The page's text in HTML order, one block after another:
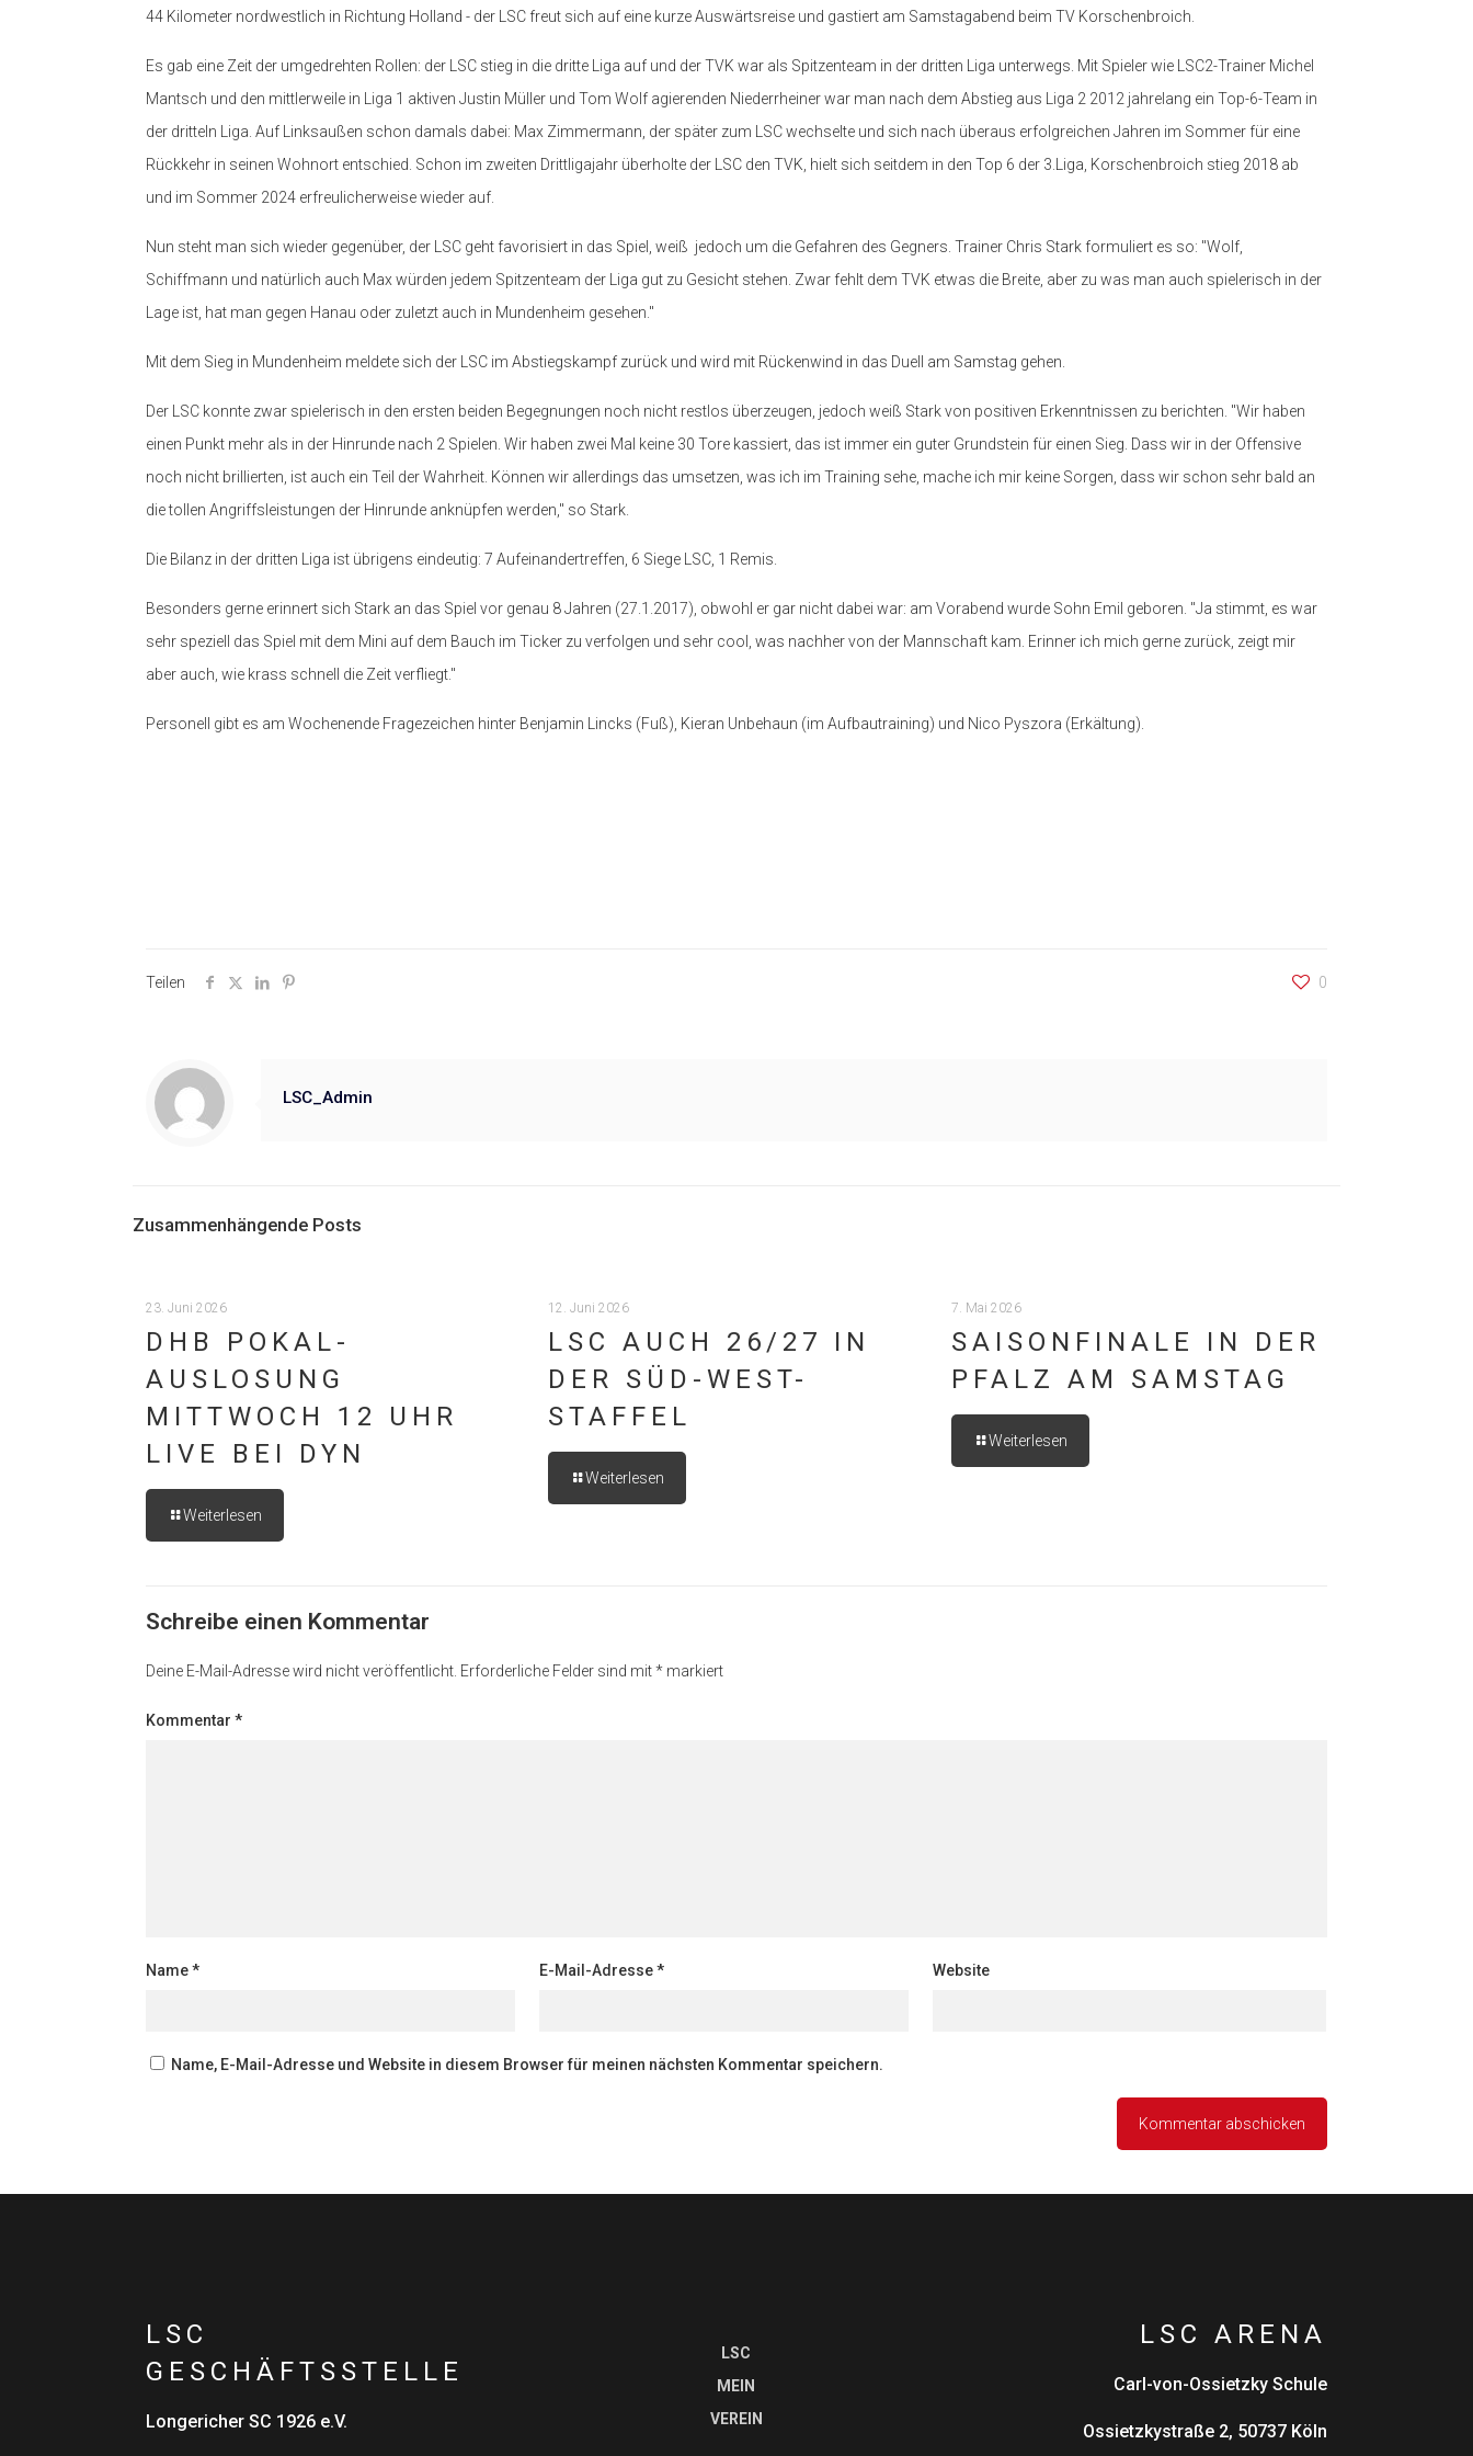
44 Kilometer nordwestlich in Richtung Holland - der LSC freut sich auf eine kurze Auswärtsreise und gastiert am Samstagabend beim TV Korschenbroich.
Es gab eine Zeit der umgedrehten Rollen: der LSC stieg in die dritte Liga auf und der TVK war als Spitzenteam in der dritten Liga unterwegs. Mit Spieler wie LSC2-Trainer Michel
Mantsch und den mittlerweile in Liga 1 aktiven Justin Müller und Tom Wolf agierenden Niederrheiner war man nach dem Abstieg aus Liga 2 2012 jahrelang ein Top-6-Team in
der dritteln Liga. Auf Linksaußen schon damals dabei: Max Zimmermann, der später zum LSC wechselte und sich nach überaus erfolgreichen Jahren im Sommer für eine
Rückkehr in seinen Wohnort entschied. Schon im zweiten Drittligajahr überholte der LSC den TVK, hielt sich seitdem in den Top 6 der 3.Liga, Korschenbroich stieg 2018 ab
und im Sommer 2024 erfreulicherweise wieder auf.
Nun steht man sich wieder gegenüber, der LSC geht favorisiert in das Spiel, weiß jedoch um die Gefahren des Gegners. Trainer Chris Stark formuliert es so: "Wolf,
Schiffmann und natürlich auch Max würden jedem Spitzenteam der Liga gut zu Gesicht stehen. Zwar fehlt dem TVK etwas die Breite, aber zu was man auch spielerisch in der
Lage ist, hat man gegen Hanau oder zuletzt auch in Mundenheim gesehen."
Mit dem Sieg in Mundenheim meldete sich der LSC im Abstiegskampf zurück und wird mit Rückenwind in das Duell am Samstag gehen.
Der LSC konnte zwar spielerisch in den ersten beiden Begegnungen noch nicht restlos überzeugen, jedoch weiß Stark von positiven Erkenntnissen zu berichten. "Wir haben
einen Punkt mehr als in der Hinrunde nach 2 Spielen. Wir haben zwei Mal keine 30 Tore kassiert, das ist immer ein guter Grundstein für einen Sieg. Dass wir in der Offensive
noch nicht brillierten, ist auch ein Teil der Wahrheit. Können wir allerdings das umsetzen, was ich im Training sehe, mache ich mir keine Sorgen, dass wir schon sehr bald an
die tollen Angriffsleistungen der Hinrunde anknüpfen werden," so Stark.
Die Bilanz in der dritten Liga ist übrigens eindeutig: 7 Aufeinandertreffen, 6 Siege LSC, 1 Remis.
Besonders gerne erinnert sich Stark an das Spiel vor genau 8 Jahren (27.1.2017), obwohl er gar nicht dabei war: am Vorabend wurde Sohn Emil geboren. "Ja stimmt, es war
sehr speziell das Spiel mit dem Mini auf dem Bauch im Ticker zu verfolgen und sehr cool, was nachher von der Mannschaft kam. Erinner ich mich gerne zurück, zeigt mir
aber auch, wie krass schnell die Zeit verfliegt."
Personell gibt es am Wochenende Fragezeichen hinter Benjamin Lincks (Fuß), Kieran Unbehaun (im Aufbautraining) und Nico Pyszora (Erkältung).
Teilen 0
LSC_Admin
Zusammenhängende Posts
23. Juni 2026
DHB POKAL-
AUSLOSUNG
MITTWOCH 12 UHR
LIVE BEI DYN
Weiterlesen
12. Juni 2026
LSC AUCH 26/27 IN
DER SÜD-WEST-
STAFFEL
Weiterlesen
7. Mai 2026
SAISONFINALE IN DER
PFALZ AM SAMSTAG
Weiterlesen
Schreibe einen Kommentar
Deine E-Mail-Adresse wird nicht veröffentlicht. Erforderliche Felder sind mit* markiert
Kommentar *
Name* E-Mail-Adresse* Website
Name, E-Mail-Adresse und Website in diesem Browser für meinen nächsten Kommentar speichern.
LSC
GESCHÄFTSSTELLE
Longericher SC 1926 e.V.
LSC
MEIN
VEREIN
LSC ARENA
Carl-von-Ossietzky Schule
Ossietzkystraße 2, 50737 Köln